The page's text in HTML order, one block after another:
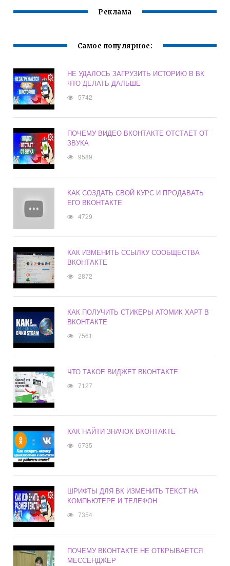
Реклама
Самое популярное:
НЕ УДАЛОСЬ ЗАГРУЗИТЬ ИСТОРИЮ В ВК
ЧТО ДЕЛАТЬ ДАЛЬШЕ
5742
ПОЧЕМУ ВИДЕО ВКОНТАКТЕ ОТСТАЕТ ОТ
ЗВУКА
9589
КАК СОЗДАТЬ СВОЙ КУРС И ПРОДАВАТЬ
ЕГО ВКОНТАКТЕ
4729
КАК ИЗМЕНИТЬ ССЫЛКУ СООБЩЕСТВА
ВКОНТАКТЕ
2872
КАК ПОЛУЧИТЬ СТИКЕРЫ АТОМИК ХАРТ В
ВКОНТАКТЕ
7561
ЧТО ТАКОЕ ВИДЖЕТ ВКОНТАКТЕ
7127
КАК НАЙТИ ЗНАЧОК ВКОНТАКТЕ
6735
ШРИФТЫ ДЛЯ ВК ИЗМЕНИТЬ ТЕКСТ НА
КОМПЬЮТЕРЕ И ТЕЛЕФОН
7354
ПОЧЕМУ ВКОНТАКТЕ НЕ ОТКРЫВАЕТСЯ
МЕССЕНДЖЕР